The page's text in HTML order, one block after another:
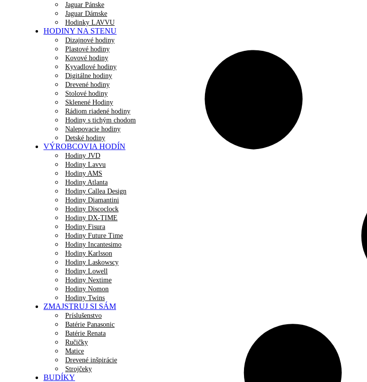
Jaguar Pánske
Jaguar Dámske
Hodinky LAVVU
HODINY NA STENU
Dizajnové hodiny
Plastové hodiny
Kovové hodiny
Kyvadlové hodiny
Digitálne hodiny
Drevené hodiny
Stolové hodiny
Sklenené Hodiny
Rádiom riadené hodiny
Hodiny s tichým chodom
Nalepovacie hodiny
Detské hodiny
VÝROBCOVIA HODÍN
Hodiny JVD
Hodiny Lavvu
Hodiny AMS
Hodiny Atlanta
Hodiny Callea Design
Hodiny Diamantini
Hodiny Discoclock
Hodiny DX-TIME
Hodiny Fisura
Hodiny Future Time
Hodiny Incantesimo
Hodiny Karlsson
Hodiny Laskowscy
Hodiny Lowell
Hodiny Nextime
Hodiny Nomon
Hodiny Twins
ZMAJSTRUJ SI SÁM
Príslušenstvo
Batérie Panasonic
Batérie Renata
Ručičky
Matice
Drevené inšpirácie
Strojčeky
BUDÍKY